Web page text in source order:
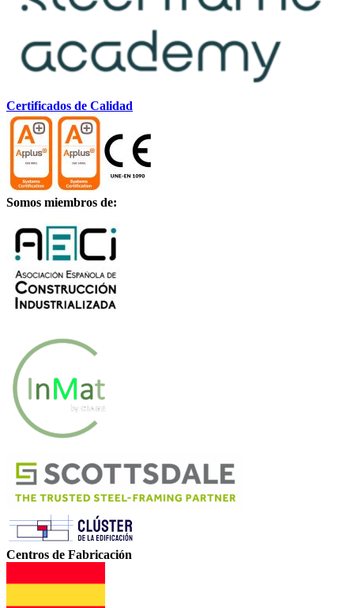
Certificados de Calidad
Somos miembros de:
Centros de Fabricación